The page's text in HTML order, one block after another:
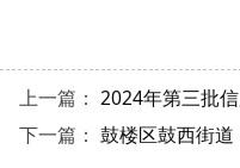
上一篇： 2024年第三批
下一篇： 鼓楼区鼓西街道：开展“